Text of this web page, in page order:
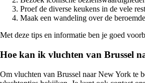
Proef de diverse keukens in de vele
Maak een wandeling over de
Met deze tips en informatie ben je goed
Hoe kan ik vluchten van Brussel
Om vluchten van Brussel naar New York te